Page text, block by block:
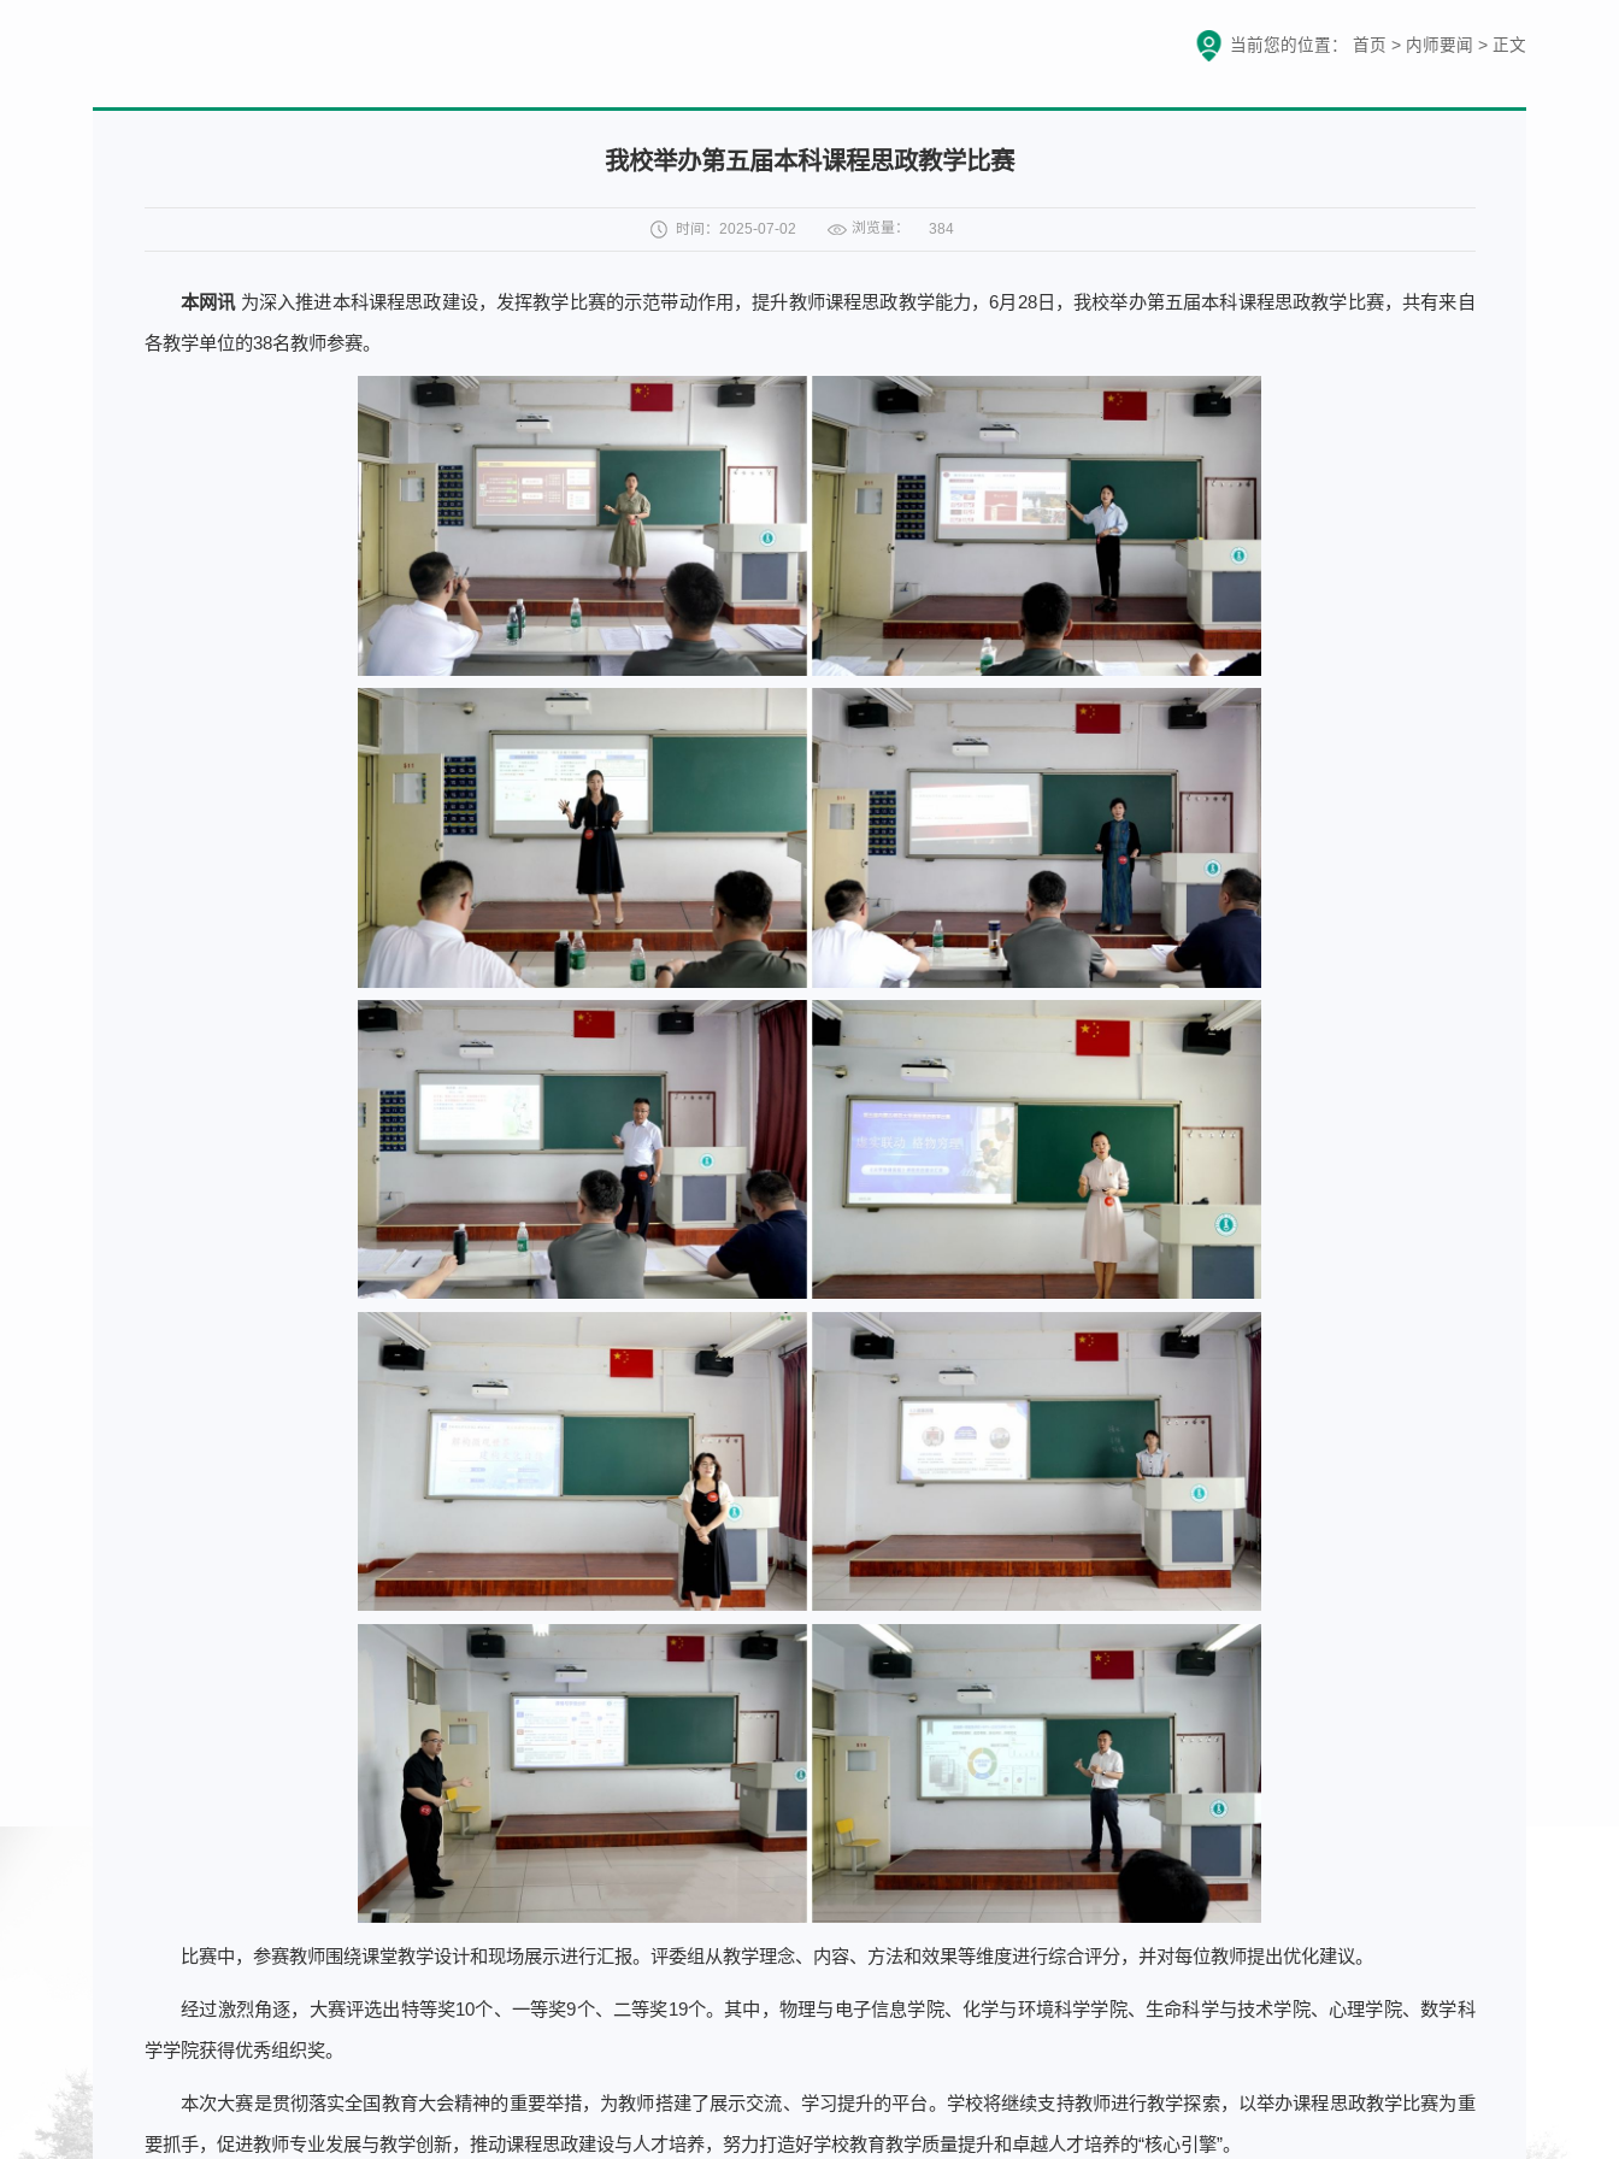
当前您的位置： 首页 > 内师要闻 > 正文
我校举办第五届本科课程思政教学比赛
时间：2025-07-02 浏览量： 384
本网讯为深入推进本科课程思政建设，发挥教学比赛的示范带动作用，提升教师课程思政教学能力，6月28日，我校举办第五届本科课程思政教学比赛，共有来自
各教学单位的38名教师参赛。
比赛中，参赛教师围绕课堂教学设计和现场展示进行汇报。评委组从教学理念、内容、方法和效果等维度进行综合评分，并对每位教师提出优化建议。
经过激烈角逐，大赛评选出特等奖10个、一等奖9个、二等奖19个。其中，物理与电子信息学院、化学与环境科学学院、生命科学与技术学院、心理学院、数学科
学学院获得优秀组织奖。
本次大赛是贯彻落实全国教育大会精神的重要举措，为教师搭建了展示交流、学习提升的平台。学校将继续支持教师进行教学探索，以举办课程思政教学比赛为重
要抓手，促进教师专业发展与教学创新，推动课程思政建设与人才培养，努力打造好学校教育教学质量提升和卓越人才培养的“核心引擎”。